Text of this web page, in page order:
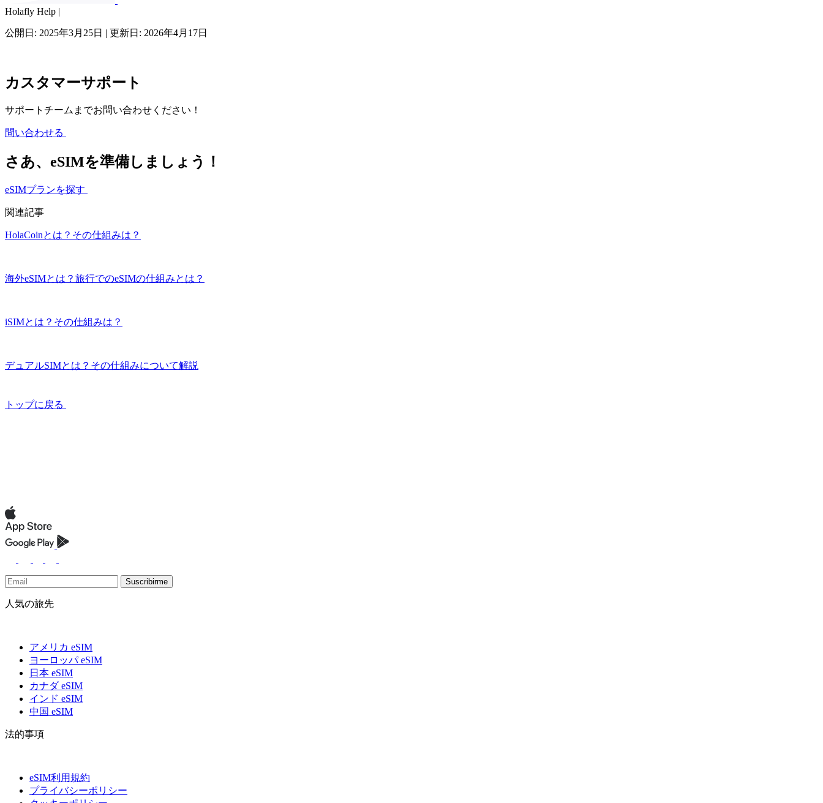
Holafly Help |
公開日: 2025年3月25日 | 更新日: 2026年4月17日
カスタマーサポート
サポートチームまでお問い合わせください！
問い合わせる
さあ、eSIMを準備しましょう！
eSIMプランを探す
関連記事
HolaCoinとは？その仕組みは？
海外eSIMとは？旅行でのeSIMの仕組みとは？
iSIMとは？その仕組みは？
デュアルSIMとは？その仕組みについて解説
トップに戻る
Suscribirme
人気の旅先
アメリカ eSIM
ヨーロッパ eSIM
日本 eSIM
カナダ eSIM
インド eSIM
中国 eSIM
法的事項
eSIM利用規約
プライバシーポリシー